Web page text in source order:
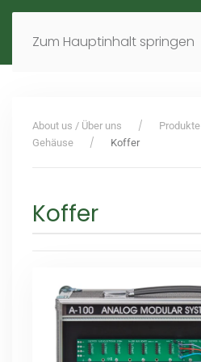
Zum Hauptinhalt springen
EN
About us / Über uns Produkte
Gehäuse
Koffer
Koffer